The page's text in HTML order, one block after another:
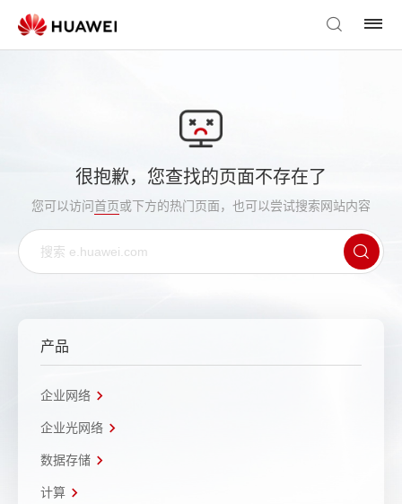
很抱歉，您查找的页面不存在了
您可以访问首页或下方的热门页面，也可以尝试搜索网站内容
产品
企业网络
企业光网络
数据存储
计算